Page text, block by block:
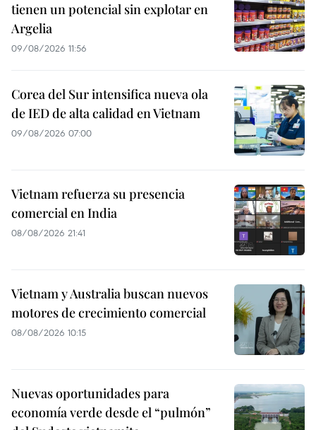
tienen un potencial sin explotar en
Argelia
09/08/2026 11:56
Corea del Sur intensifica nueva ola
de IED de alta calidad en Vietnam
09/08/2026 07:00
Vietnam refuerza su presencia
comercial en India
08/08/2026 21:41
Vietnam y Australia buscan nuevos
motores de crecimiento comercial
08/08/2026 10:15
Nuevas oportunidades para
economía verde desde el “pulmón”